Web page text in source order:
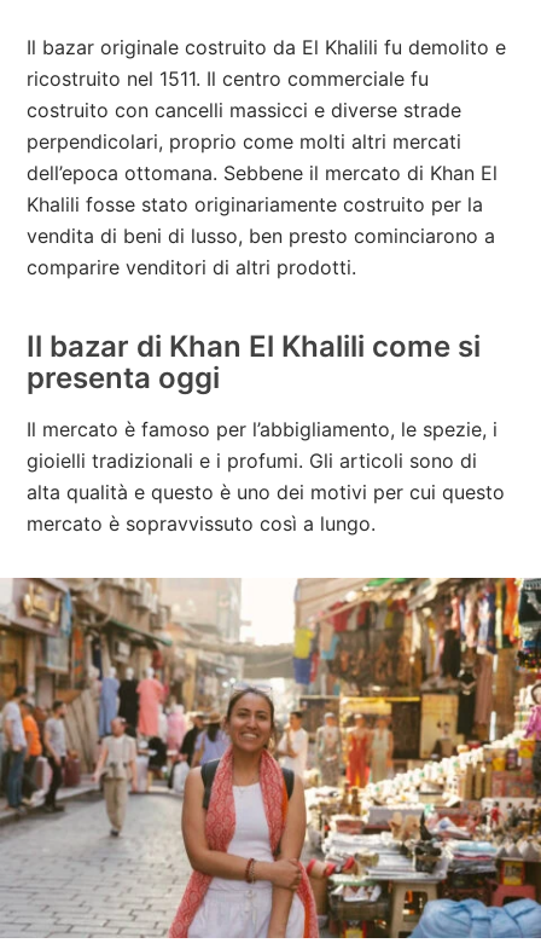
Il bazar originale costruito da El Khalili fu demolito e
ricostruito nel 1511. Il centro commerciale fu
costruito con cancelli massicci e diverse strade
perpendicolari, proprio come molti altri mercati
dell’epoca ottomana. Sebbene il mercato di Khan El
Khalili fosse stato originariamente costruito per la
vendita di beni di lusso, ben presto cominciarono a
comparire venditori di altri prodotti.
Il bazar di Khan El Khalili come si
presenta oggi
Il mercato è famoso per l’abbigliamento, le spezie, i
gioielli tradizionali e i profumi. Gli articoli sono di
alta qualità e questo è uno dei motivi per cui questo
mercato è sopravvissuto così a lungo.